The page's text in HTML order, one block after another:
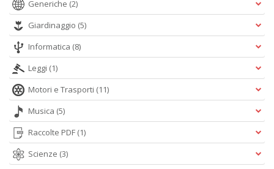
Generiche (2)
Giardinaggio (5)
Informatica (8)
Leggi (1)
Motori e Trasporti (11)
Musica (5)
Raccolte PDF (1)
Scienze (3)